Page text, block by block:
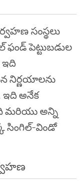
సంస్థలు
ఫండ్ పెట్టుబడుల
ఇది
నిర్ణయాలను
అనేక
మరియు అన్ని
సింగిల్-విండో